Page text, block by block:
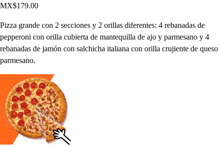
MX$179.00
Pizza grande con 2 secciones y 2 orillas diferentes: 4 rebanadas de
pepperoni con orilla cubierta de mantequilla de ajo y parmesano y 4
rebanadas de jamón con salchicha italiana con orilla crujiente de queso
parmesano.